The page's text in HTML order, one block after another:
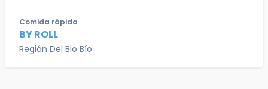
Comida rápida
BY ROLL
Región Del Bio Bío